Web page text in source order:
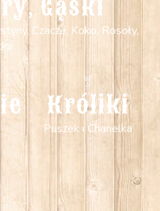
Gąski
Czacze, Koko, Rosoły,
Króliki
Puszek i Chanelka